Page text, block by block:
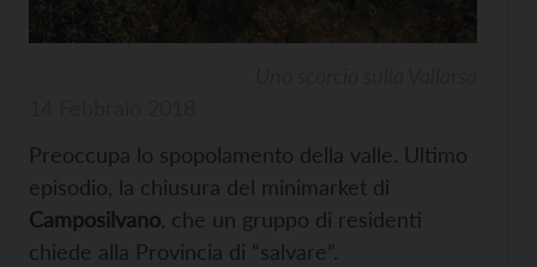
Preoccupa lo spopolamento della valle. Ultimo
episodio, la chiusura del minimarket di
Camposilvano , che un gruppo di residenti
chiede alla Provincia di “salvare”.